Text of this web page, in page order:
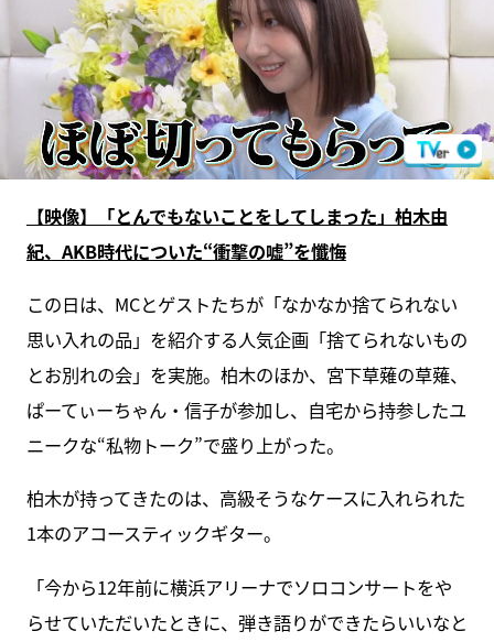
【映像】「とんでもないことをしてしまった」柏木由
紀、AKB時代についた“衝撃の嘘”を懺悔
この日は、MCとゲストたちが「なかなか捨てられない
思い入れの品」を紹介する人気企画「捨てられないもの
とお別れの会」を実施。柏木のほか、宮下草薙の草薙、
ぱーてぃーちゃん・信子が参加し、自宅から持参したユ
ニークな“私物トーク”で盛り上がった。
柏木が持ってきたのは、高級そうなケースに入れられた
1本のアコースティックギター。
「今から12年前に横浜アリーナでソロコンサートをや
らせていただいたときに、弾き語りができたらいいなと